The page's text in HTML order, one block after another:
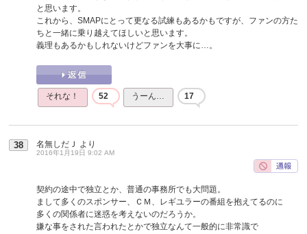
と思います。
これから、SMAPにとって更なる試練もあるかもですが、ファンの方た
ちと一緒に乗り越えてほしいと思います。
義理もあるかもしれないけどファンを大事に…。
それな！ 52 うーん… 17
38 名無しだＪ より
2016年1月19日 9:02 AM
契約の途中で独立とか、普通の事務所でも大問題。
まして多くのスポンサー、ＣＭ、レギユラーの番組を抱えてるのに
多くの関係者に迷惑を考えないのだろうか。
嫌な事をされた言われたとかで独立なんて一般的に非常識で